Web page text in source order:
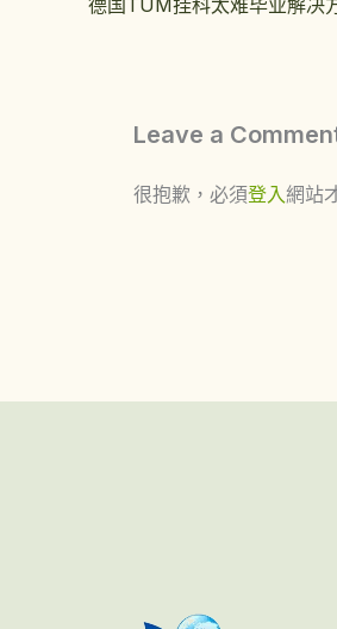
Leave a
很抱歉，必須登入網站